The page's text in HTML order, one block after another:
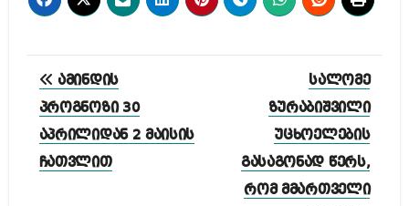
პოსტის
ნავიგაცია
ამინდის
პროგნოზი 30
აპრილიდან 2 მაისის
ჩათვლით
სალომე
ზურაბიშვილი
უცხოელების
გასაგონად წერს,
რომ მმართველი